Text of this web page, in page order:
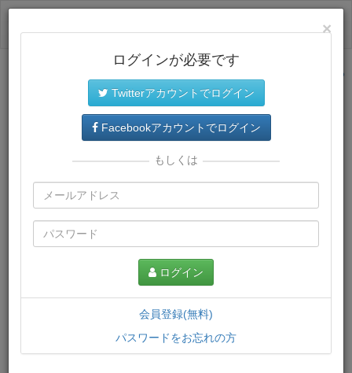
サイトトップに戻る
プレミアム会員では、教材がダウンロードでき、快適な動画
再生環境が提供されます。
×
ログインが必要です
Twitterアカウントでログイン
Facebookアカウントでログイン
もしくは
ログイン
会員登録(無料)
パスワードをお忘れの方